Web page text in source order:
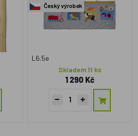
Český výrobek
L6.5e
Skladem 11 ks
1 290 Kč